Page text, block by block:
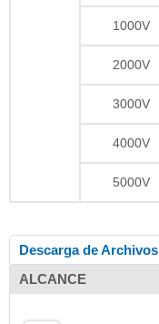
1000V
2000V
3000V
4000V
5000V
Descarga de Archivos
ALCANCE